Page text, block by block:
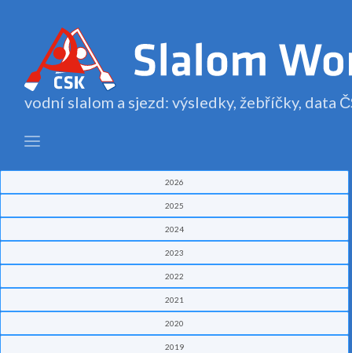
vodní slalom a sjezd: výsledky, žebříčky, data
2026
2025
2024
2023
2022
2021
2020
2019